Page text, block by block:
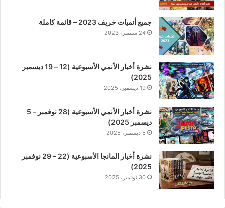
جميع أنميات خريف 2023 – قائمة كاملة
24 سبتمبر، 2023
نشرة أخبار الأنمي الأسبوعية (12 – 19 ديسمبر
2025)
19 ديسمبر، 2025
نشرة أخبار الأنمي الأسبوعية (28 نوفمبر – 5
ديسمبر 2025)
5 ديسمبر، 2025
نشرة أخبار المانجا الأسبوعية (22 – 29 نوفمبر
2025)
30 نوفمبر، 2025